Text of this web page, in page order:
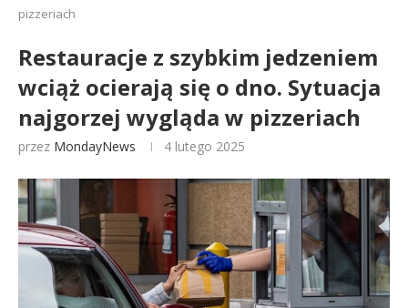
pizzeriach
Restauracje z szybkim jedzeniem
wciąż ocierają się o dno. Sytuacja
najgorzej wygląda w pizzeriach
przez MondayNews 4 lutego 2025